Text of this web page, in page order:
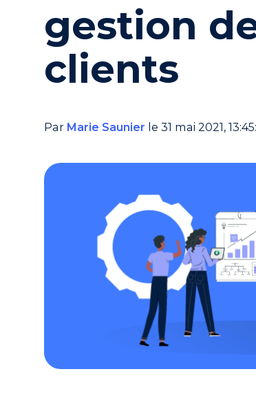
gestion
clients
Par Marie Saunier le 31 mai 2021,